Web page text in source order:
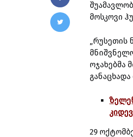
მოსკოვი
„რუსეთის
ოჯახებმა
29